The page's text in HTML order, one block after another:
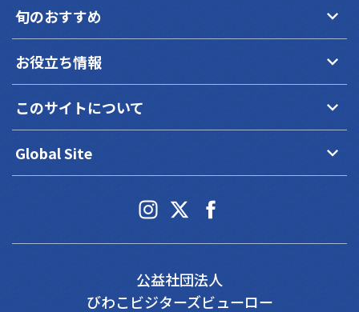
旬のおすすめ keyboard_arrow_down
お役立ち情報 keyboard_arrow_down
このサイトについて keyboard_arrow_down
Global Site keyboard_arrow_down
公益社団法人
びわこビジターズビューロー